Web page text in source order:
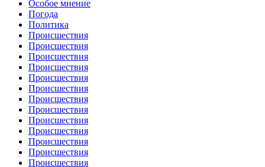
Особое мнение
Погода
Политика
Происшествия
Происшествия
Происшествия
Происшествия
Происшествия
Происшествия
Происшествия
Происшествия
Происшествия
Происшествия
Происшествия
Происшествия
Происшествия